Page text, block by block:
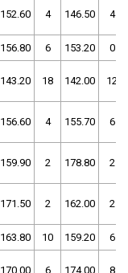
152.60 4 146.50 4
156.80 6 153.20 0
143.20 18 142.00 12
156.60 4 155.70 6
159.90 2 178.80 2
171.50 2 162.00 2
163.80 10 159.20 6
170.00 6 174.00 8